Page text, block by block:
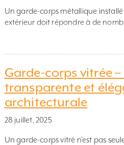
Un garde-corps métallique installé
extérieur doit répondre à de
disponibles, trois matériaux
marché : l’aluminium, l’inox et
article, nous explorons les
particularités et les usages
type de métal, pour vous aider […]
Garde-corps vitrée
transparente et
architecturale
28 juillet, 2025
Un garde-corps vitré n’est pas